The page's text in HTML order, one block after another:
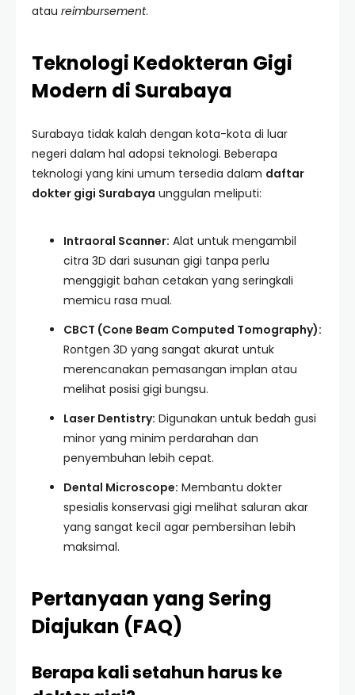
atau reimbursement.
Teknologi Kedokteran Gigi
Modern di Surabaya
Surabaya tidak kalah dengan kota-kota di luar
negeri dalam hal adopsi teknologi. Beberapa
teknologi yang kini umum tersedia dalam daftar
dokter gigi Surabaya unggulan meliputi:
Intraoral Scanner: Alat untuk mengambil
citra 3D dari susunan gigi tanpa perlu
menggigit bahan cetakan yang seringkali
memicu rasa mual.
CBCT (Cone Beam Computed Tomography):
Rontgen 3D yang sangat akurat untuk
merencanakan pemasangan implan atau
melihat posisi gigi bungsu.
Laser Dentistry: Digunakan untuk bedah gusi
minor yang minim perdarahan dan
penyembuhan lebih cepat.
Dental Microscope: Membantu dokter
spesialis konservasi gigi melihat saluran akar
yang sangat kecil agar pembersihan lebih
maksimal.
Pertanyaan yang Sering
Diajukan (FAQ)
Berapa kali setahun harus ke